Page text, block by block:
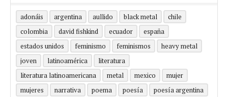
adonáis argentina aullido black metal
chile
colombia
david fishkind ecuador
españa
estados unidos
feminismo feminismos
heavy metal
joven
latinoamérica
literatura
literatura latinoamericana
metal mexico
mujer
mujeres
narrativa poema poesía
poesía argentina